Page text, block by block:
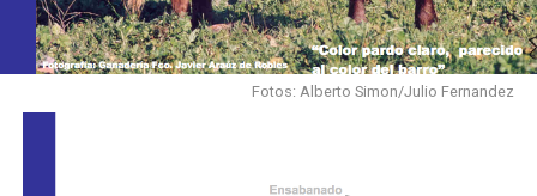
Fotos: Alberto Simon/Julio Fernandez